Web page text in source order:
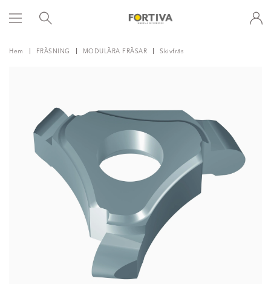
Hem FRÄSNING MODULÄRA FRÄSAR Skivfräs